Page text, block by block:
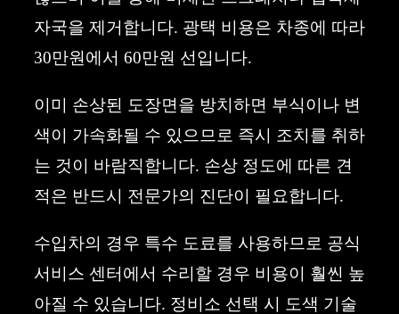
자국을 제거합니다. 광택 비용은 차종에 따라
30만원에서 60만원 선입니다.
이미 손상된 도장면을 방치하면 부식이나 변
색이 가속화될 수 있으므로 즉시 조치를 취하
는 것이 바람직합니다. 손상 정도에 따른 견
적은 반드시 전문가의 진단이 필요합니다.
수입차의 경우 특수 도료를 사용하므로 공식
서비스 센터에서 수리할 경우 비용이 훨씬 높
아질 수 있습니다. 정비소 선택 시 도색 기술